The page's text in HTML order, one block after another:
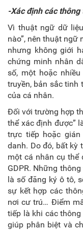
-Xác định các
Vì thuật ngữ dữ
nào”, nên thuật ngữ
nhưng không giới
chứng minh nhân
số, một hoặc
truyền, bản sắc tinh
của cá nhân.
Đối với trường hợp
thể xác định được”
trực tiếp hoặc
danh. Do đó, bất kỳ
một cá nhân cụ thể
GDPR. Những
là số đăng ký ô tô,
sự kết hợp các
nơi cư trú… Điểm
tiếp là khi các
giúp phân biệt và